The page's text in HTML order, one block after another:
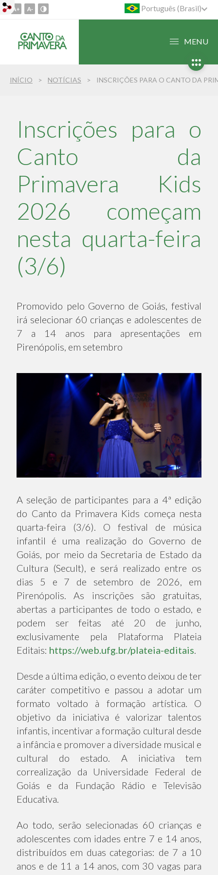
Ir
conteúdo
para
para
busca
Português (Brasil)
MENU
INÍCIO NOTÍCIAS
Inscrições para o
Canto da
Primavera Kids
2026 começam
nesta quarta-feira
(3/6)
Promovido pelo Governo de Goiás, festival
irá selecionar 60 crianças e adolescentes de
7 a 14 anos para apresentações em
Pirenópolis, em setembro
A seleção de participantes para a 4ª edição
do Canto da Primavera Kids começa nesta
quarta-feira (3/6). O festival de música
infantil é uma realização do Governo de
Goiás, por meio da Secretaria de Estado da
Cultura (Secult), e será realizado entre os
dias 5 e 7 de setembro de 2026, em
Pirenópolis. As inscrições são gratuitas,
abertas a participantes de todo o estado, e
podem ser feitas até 20 de junho,
exclusivamente pela Plataforma Plateia
Editais: https://web.ufg.br/plateia-editais
Desde a última edição, o evento deixou de ter
caráter competitivo e passou a adotar um
formato voltado à formação artística. O
objetivo da iniciativa é valorizar talentos
infantis, incentivar a formação cultural desde
a infância e promover a diversidade musical e
cultural do estado. A iniciativa tem
correalização da Universidade Federal de
Goiás e da Fundação Rádio e Televisão
Educativa.
Ao todo, serão selecionadas 60 crianças e
adolescentes com idades entre 7 e 14 anos,
distribuídos em duas categorias: de 7 a 10
anos e de 11 a 14 anos, com 30 vagas para